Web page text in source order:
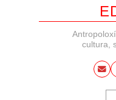
cultura,